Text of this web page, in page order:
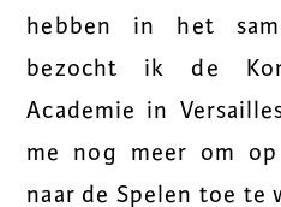
hebben in het
bezocht ik de
Academie in
me nog meer om
naar de Spelen toe te